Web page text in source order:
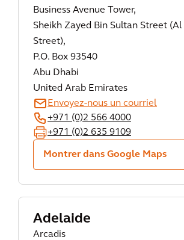
Business Avenue Tower,
Sheikh Zayed Bin Sultan Street
Street),
P.O. Box 93540
Abu Dhabi
United Arab Emirates
Envoyez-nous un courriel
+971 (0)2 566 4000
+971 (0)2 635 9109
Montrer dans Google Maps
Adelaide
Arcadis